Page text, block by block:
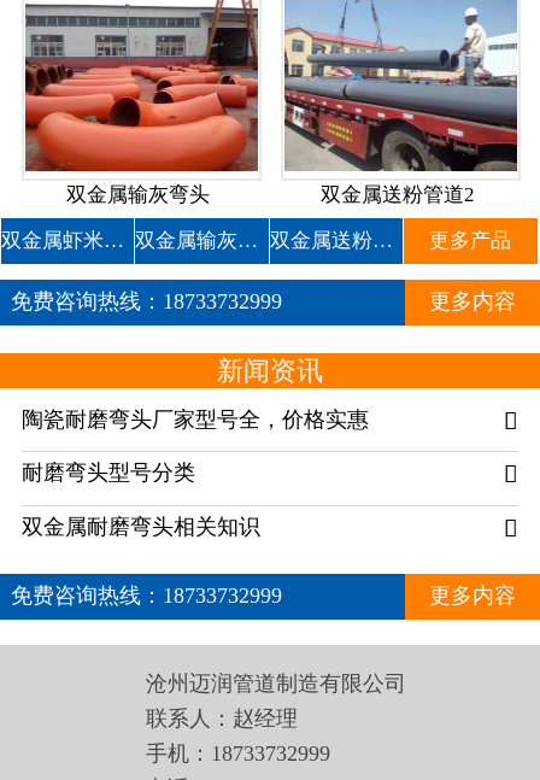
双金属输灰弯头 双金属送粉管道2
双金属虾米腰耐磨管道 双金属输灰复合耐磨弯头1 双金属送粉复合三通 更多产品
免费咨询热线： 18733732999 更多内容
新闻资讯
陶瓷耐磨弯头厂家型号全，价格实惠 
耐磨弯头型号分类 
双金属耐磨弯头相关知识 
免费咨询热线： 18733732999 更多内容
沧州迈润管道制造有限公司
联系人：赵经理
手机：18733732999